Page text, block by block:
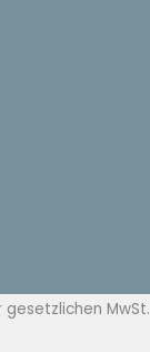
gesetzlichen MwSt.